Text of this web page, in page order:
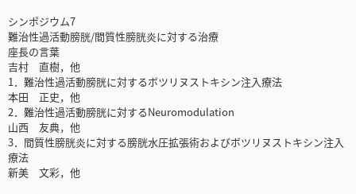
シンポジウム7
難治性過活動膀胱/間質性膀胱炎に対する治療
座長の言葉
吉村 直樹，他
1．難治性過活動膀胱に対するボツリヌストキシン注入療法
本田 正史，他
2．難治性過活動膀胱に対するNeuromodulation
山西 友典，他
3．間質性膀胱炎に対する膀胱水圧拡張術およびボツリヌストキシン注入
療法
新美 文彩，他